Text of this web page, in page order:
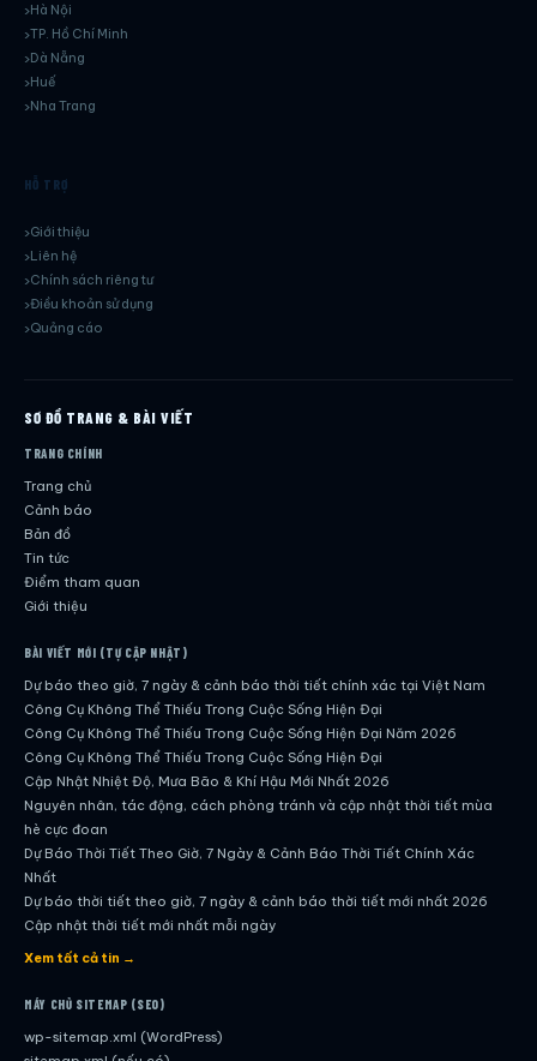
Hà Nội
TP. Hồ Chí Minh
Dà Nẵng
Huế
Nha Trang
HỖ TRỢ
Giới thiệu
Liên hệ
Chính sách riêng tư
Điều khoản sử dụng
Quảng cáo
SƠ ĐỒ TRANG & BÀI VIẾT
TRANG CHÍNH
Trang chủ
Cảnh báo
Bản đồ
Tin tức
Điểm tham quan
Giới thiệu
BÀI VIẾT MỚI (TỰ CẬP NHẬT)
Dự báo theo giờ, 7 ngày & cảnh báo thời tiết chính xác tại Việt Nam
Công Cụ Không Thể Thiếu Trong Cuộc Sống Hiện Đại
Công Cụ Không Thể Thiếu Trong Cuộc Sống Hiện Đại Năm 2026
Công Cụ Không Thể Thiếu Trong Cuộc Sống Hiện Đại
Cập Nhật Nhiệt Độ, Mưa Bão & Khí Hậu Mới Nhất 2026
Nguyên nhân, tác động, cách phòng tránh và cập nhật thời tiết mùa
hè cực đoan
Dự Báo Thời Tiết Theo Giờ, 7 Ngày & Cảnh Báo Thời Tiết Chính Xác
Nhất
Dự báo thời tiết theo giờ, 7 ngày & cảnh báo thời tiết mới nhất 2026
Cập nhật thời tiết mới nhất mỗi ngày
Hướng dẫn đầy đủ về dự báo thời tiết hiện đại
Dự Báo Thời Tiết Theo Giờ, 7 Ngày & Cảnh Báo Thời Tiết Chính Xác
Công Cụ Không Thể Thiếu Trong Cuộc Sống Hiện Đại
Xem tất cả tin →
MÁY CHỦ SITEMAP (SEO)
wp-sitemap.xml (WordPress)